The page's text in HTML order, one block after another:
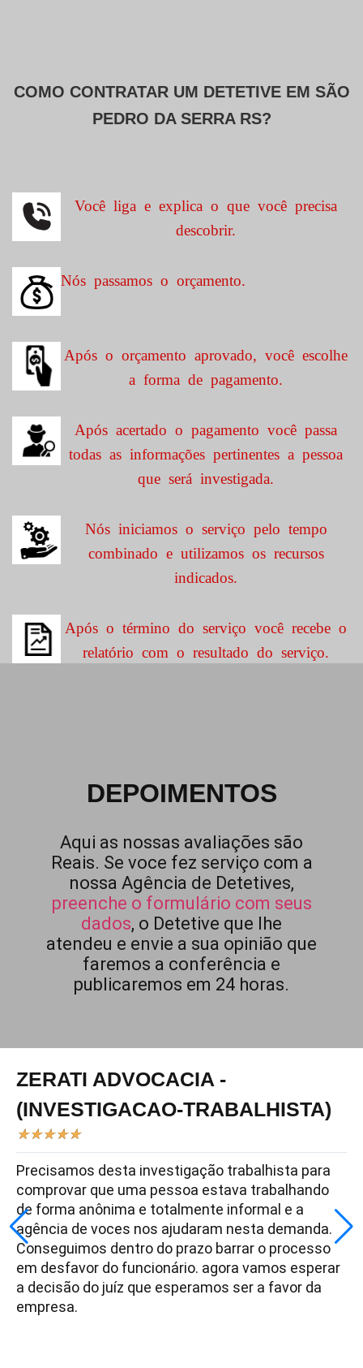
COMO CONTRATAR UM DETETIVE EM SÃO
PEDRO DA SERRA RS?
Você liga e explica o que você precisa
descobrir.
Nós passamos o orçamento.
Após o orçamento aprovado, você escolhe
a forma de pagamento.
Após acertado o pagamento você passa
todas as informações pertinentes a pessoa
que será investigada.
Nós iniciamos o serviço pelo tempo
combinado e utilizamos os recursos
indicados.
Após o término do serviço você recebe o
relatório com o resultado do serviço.
DEPOIMENTOS
Aqui as nossas avaliações são
Reais. Se voce fez serviço com a
nossa Agência de Detetives,
preenche o formulário com seus
dados, o Detetive que lhe
atendeu e envie a sua opinião que
faremos a conferência e
publicaremos em 24 horas.
ZERATI ADVOCACIA -
(INVESTIGACAO-TRABALHISTA)
★★★★★
Precisamos desta investigação trabalhista para
comprovar que uma pessoa estava trabalhando
de forma anônima e totalmente informal e a
agência de voces nos ajudaram nesta demanda.
Conseguimos dentro do prazo barrar o processo
em desfavor do funcionário. agora vamos esperar
a decisão do juíz que esperamos ser a favor da
empresa.